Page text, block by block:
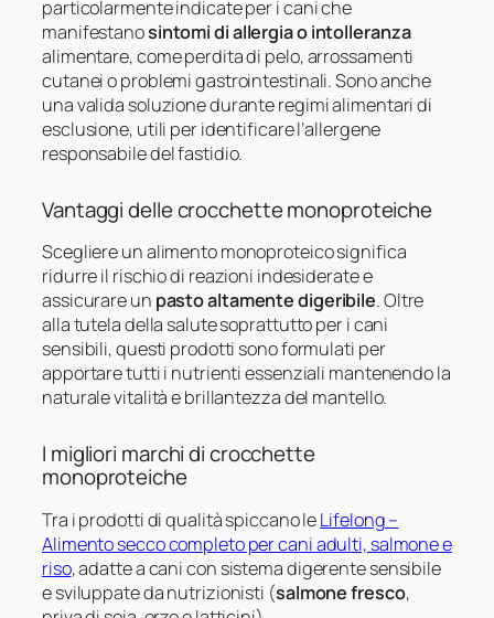
particolarmente indicate per i cani che
manifestanosintomi di allergia o intolleranza
alimentare, come perdita di pelo, arrossamenti
cutanei o problemi gastrointestinali. Sono anche
una valida soluzione durante regimi alimentari di
esclusione, utili per identificare l’allergene
responsabile del fastidio.
Vantaggi delle crocchette monoproteiche
Scegliere un alimento monoproteico significa
ridurre il rischio di reazioni indesiderate e
assicurare un pasto altamente digeribile. Oltre
alla tutela della salute soprattutto per i cani
sensibili, questi prodotti sono formulati per
apportare tutti i nutrienti essenziali mantenendo la
naturale vitalità e brillantezza del mantello.
I migliori marchi di crocchette
monoproteiche
Tra i prodotti di qualità spiccano leLifelong –
Alimento secco completo per cani adulti, salmone e
riso, adatte a cani con sistema digerente sensibile
e sviluppate da nutrizionisti (salmone fresco,